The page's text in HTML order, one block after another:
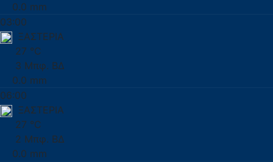
0.0 mm
03:00
ΞΑΣΤΕΡΙΑ
27 °C
3 Μπφ. ΒΔ
0.0 mm
06:00
ΞΑΣΤΕΡΙΑ
27 °C
2 Μπφ. ΒΔ
0.0 mm